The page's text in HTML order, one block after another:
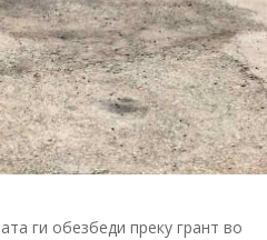
ги обезбеди преку грант во